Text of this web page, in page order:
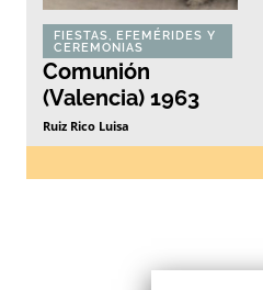
FIESTAS, EFEMÉRIDES Y
CEREMONIAS
Comunión
(Valencia) 1963
Ruiz Rico Luisa